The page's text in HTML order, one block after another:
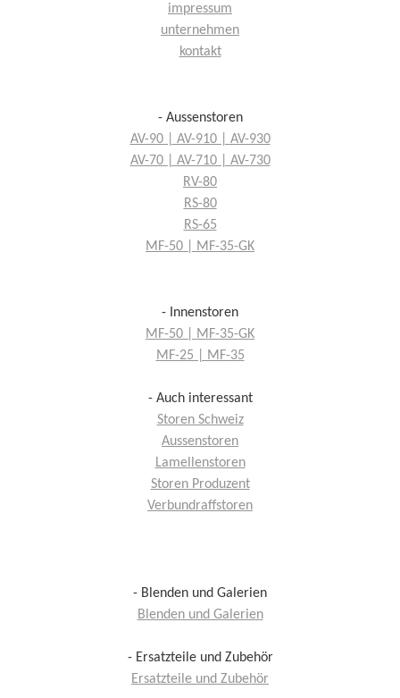
impressum
unternehmen
kontakt
- Aussenstoren
AV-90 | AV-910 | AV-930
AV-70 | AV-710 | AV-730
RV-80
RS-80
RS-65
MF-50 | MF-35-GK
- Innenstoren
MF-50 | MF-35-GK
MF-25 | MF-35
- Auch interessant
Storen Schweiz
Aussenstoren
Lamellenstoren
Storen Produzent
Verbundraffstoren
- Blenden und Galerien
Blenden und Galerien
- Ersatzteile und Zubehör
Ersatzteile und Zubehör